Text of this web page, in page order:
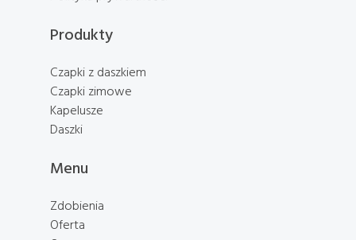
Produkty
Czapki z daszkiem
Czapki zimowe
Kapelusze
Daszki
Menu
Zdobienia
Oferta